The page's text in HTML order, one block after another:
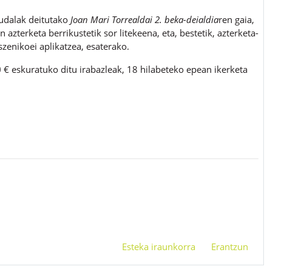
deitutako Joan Mari Torrealdai 2. beka-deialdiaren gaia,
berrikustetik sor litekeena, eta, bestetik, azterketa-
aplikatzea, esaterako.
eskuratuko ditu irabazleak, 18 hilabeteko epean ikerketa
Esteka iraunkorra Erantzun